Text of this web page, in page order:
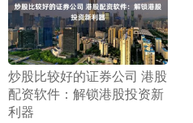
​炒股比较好的证券公司 港股
配资软件：解锁港股投资新
利器